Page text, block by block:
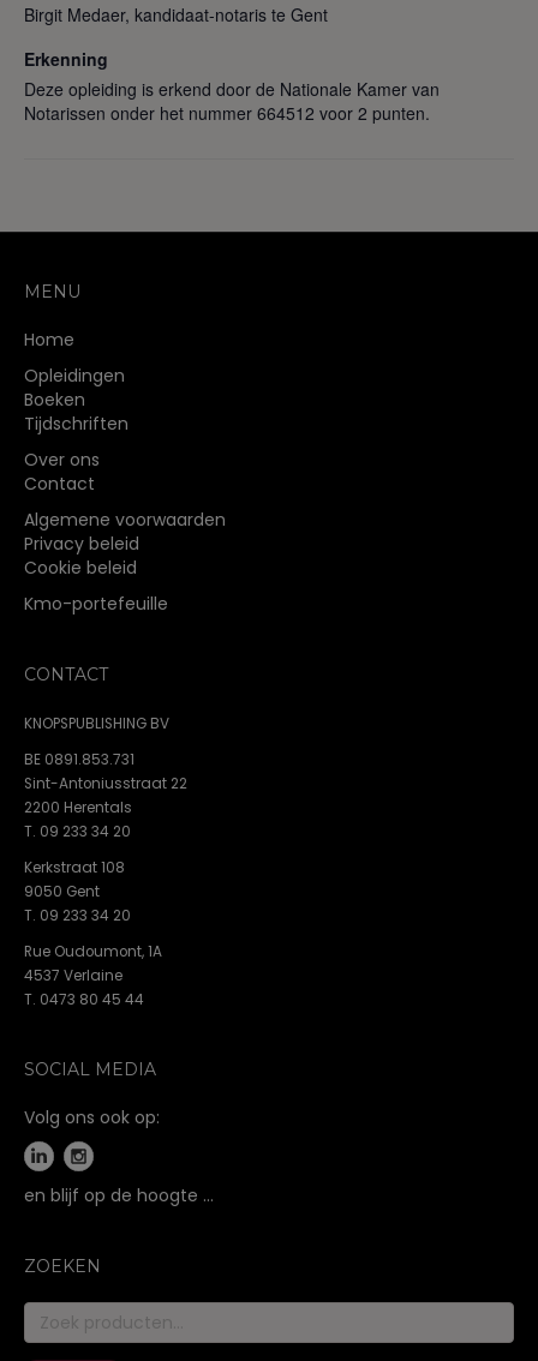
Birgit Medaer, kandidaat-notaris te Gent
Erkenning
Deze opleiding is erkend door de Nationale Kamer van
Notarissen onder het nummer 664512 voor 2 punten.
MENU
Home
Opleidingen
Boeken
Tijdschriften
Over ons
Contact
Algemene voorwaarden
Privacy beleid
Cookie beleid
Kmo-portefeuille
CONTACT
KNOPSPUBLISHING BV
BE 0891.853.731
Sint-Antoniusstraat 22
2200 Herentals
T. 09 233 34 20
Kerkstraat 108
9050 Gent
T. 09 233 34 20
Rue Oudoumont, 1A
4537 Verlaine
T. 0473 80 45 44
SOCIAL MEDIA
Volg ons ook op:
en blijf op de hoogte …
ZOEKEN
Zoeken
naar: